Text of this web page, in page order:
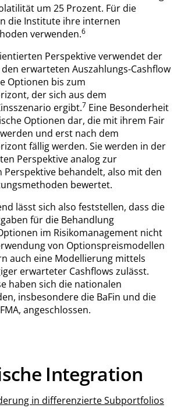
um 25 Prozent. Für die
die Institute ihre internen
verwenden.6
Perspektive verwendet der
erwarteten Auszahlungs-Cashflow
Optionen bis zum
der sich aus dem
ergibt.7 Eine Besonderheit
Optionen dar, die mit ihrem Fair
und erst nach dem
fällig werden. Sie werden in der
Perspektive analog zur
behandelt, also mit den
bewertet.
lässt sich also feststellen, dass die
für die Behandlung
im Risikomanagement nicht
von Optionspreismodellen
auch eine Modellierung mittels
erwarteter Cashflows zulässt.
haben sich die nationalen
insbesondere die BaFin und die
angeschlossen.
Integration
in differenzierte Subportfolios